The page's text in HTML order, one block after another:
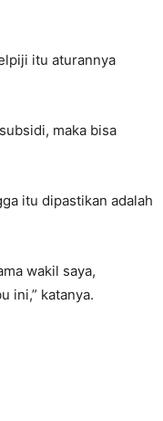
itu aturannya
maka bisa
itu dipastikan adalah
wakil saya,
ini,” katanya.